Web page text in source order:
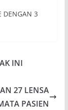
DENGAN 3
INI
27 LENSA
PASIEN